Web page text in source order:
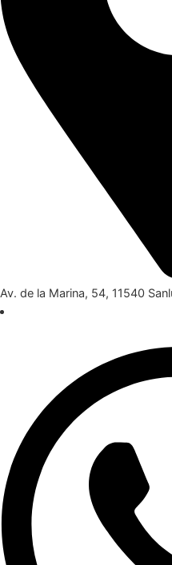
Av. de la Marina, 54, 11540